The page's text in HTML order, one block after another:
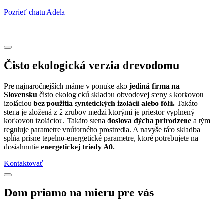
Pozrieť chatu Adela
Čisto ekologická verzia drevodomu
Pre najnáročnejších máme v ponuke ako jediná firma na
Slovensku čisto ekologickú skladbu obvodovej steny s korkovou
izoláciou bez použitia syntetických izolácií alebo fólií. Takáto
stena je zložená z 2 zrubov medzi ktorými je priestor vyplnený
korkovou izoláciou. Takáto stena doslova dýcha prirodzene a tým
reguluje parametre vnútorného prostredia. A navyše táto skladba
spĺňa prísne tepelno-energetické parametre, ktoré potrebujete na
dosiahnutie energetickej triedy A0.
Kontaktovať
Dom priamo na mieru pre vás